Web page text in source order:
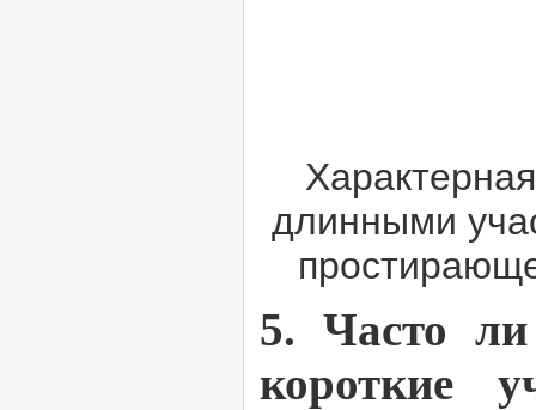
длинными
5. Часто ли
короткие